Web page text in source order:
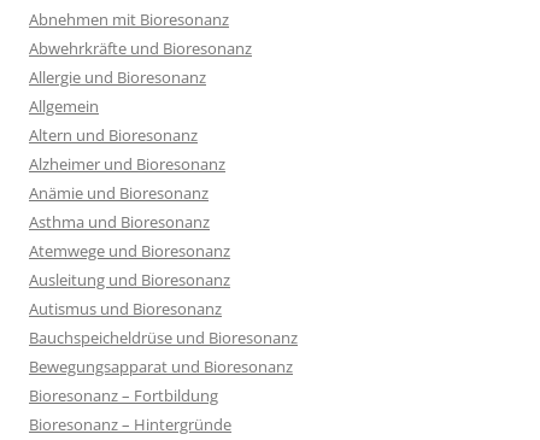
Abnehmen mit Bioresonanz
Abwehrkräfte und Bioresonanz
Allergie und Bioresonanz
Allgemein
Altern und Bioresonanz
Alzheimer und Bioresonanz
Anämie und Bioresonanz
Asthma und Bioresonanz
Atemwege und Bioresonanz
Ausleitung und Bioresonanz
Autismus und Bioresonanz
Bauchspeicheldrüse und Bioresonanz
Bewegungsapparat und Bioresonanz
Bioresonanz – Fortbildung
Bioresonanz – Hintergründe